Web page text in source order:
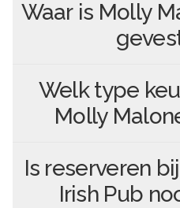
Waar is Molly
Welk type
Molly
Is reserveren bij
Irish Pub